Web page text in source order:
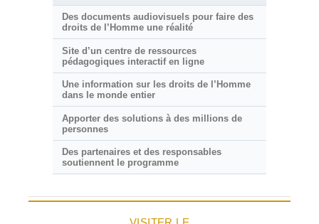
Des documents audiovisuels pour faire des
droits de l’Homme une réalité
Site d’un centre de ressources
pédagogiques interactif en ligne
Une information sur les droits de l’Homme
dans le monde entier
Apporter des solutions à des millions de
personnes
Des partenaires et des responsables
soutiennent le programme